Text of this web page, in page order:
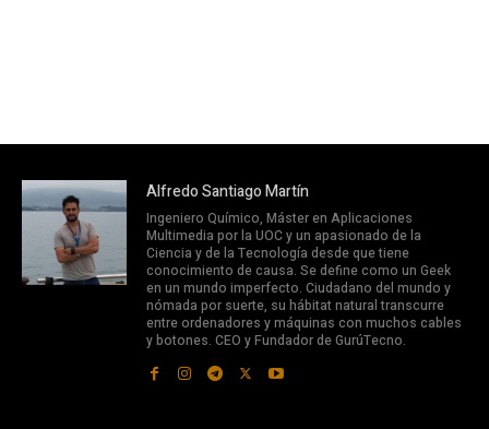
Alfredo Santiago Martín
Ingeniero Químico, Máster en Aplicaciones
Multimedia por la UOC y un apasionado de la
Ciencia y de la Tecnología desde que tiene
conocimiento de causa. Se define como un Geek
en un mundo imperfecto. Ciudadano del mundo y
nómada por suerte, su hábitat natural transcurre
entre ordenadores y máquinas con muchos cables
y botones. CEO y Fundador de GurúTecno.